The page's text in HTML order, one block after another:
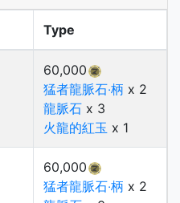
Type
60,000
猛者龍脈石‧柄 x 2
龍脈石 x 3
火龍的紅玉 x 1
60,000
猛者龍脈石‧柄 x 2